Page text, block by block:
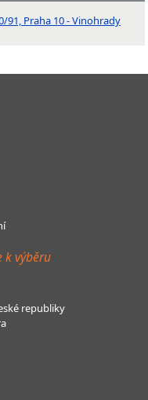
91, Praha 10 - Vinohrady
k výběru
republiky